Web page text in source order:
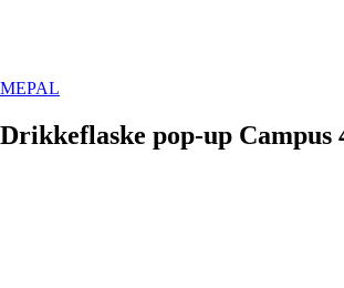
MEPAL
Drikkeflaske pop-up Campus